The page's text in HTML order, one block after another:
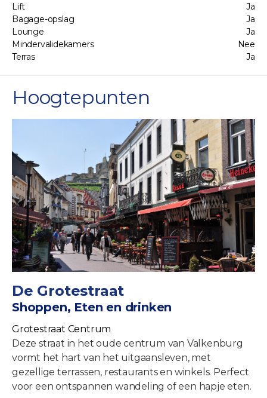
Lift
Ja
Bagage-opslag
Ja
Lounge
Ja
Mindervalidekamers
Nee
Terras
Ja
Hoogtepunten
De Grotestraat
Shoppen, Eten en drinken
Grotestraat Centrum
Deze straat in het oude centrum van Valkenburg
vormt het hart van het uitgaansleven, met
gezellige terrassen, restaurants en winkels. Perfect
voor een ontspannen wandeling of een hapje eten.